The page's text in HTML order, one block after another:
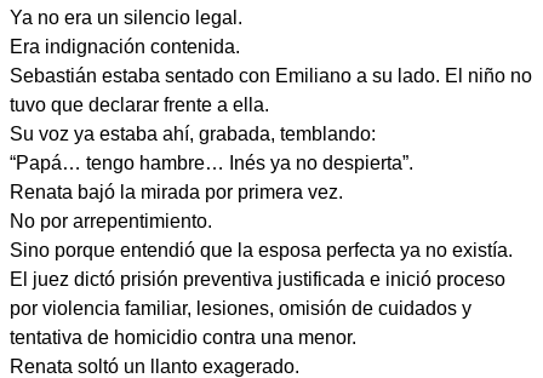
Ya no era un silencio legal.
Era indignación contenida.
Sebastián estaba sentado con Emiliano a su lado. El niño no
tuvo que declarar frente a ella.
Su voz ya estaba ahí, grabada, temblando:
“Papá… tengo hambre… Inés ya no despierta”.
Renata bajó la mirada por primera vez.
No por arrepentimiento.
Sino porque entendió que la esposa perfecta ya no existía.
El juez dictó prisión preventiva justificada e inició proceso
por violencia familiar, lesiones, omisión de cuidados y
tentativa de homicidio contra una menor.
Renata soltó un llanto exagerado.